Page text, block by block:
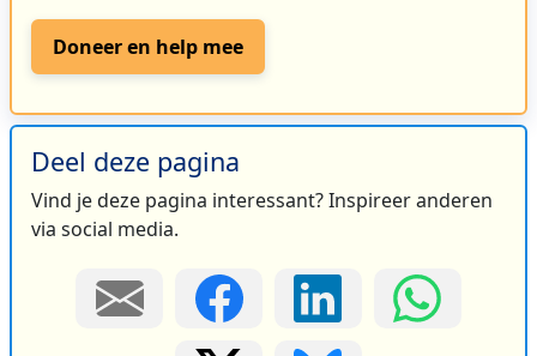
Doneer en help mee
Deel deze pagina
Vind je deze pagina interessant? Inspireer anderen
via social media.